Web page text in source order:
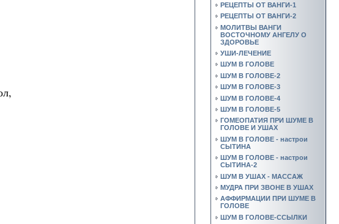
РЕЦЕПТЫ ОТ ВАНГИ-1
РЕЦЕПТЫ ОТ ВАНГИ-2
МОЛИТВЫ ВАНГИ
ВОСТОЧНОМУ АНГЕЛУ О
ЗДОРОВЬЕ
УШИ-ЛЕЧЕНИЕ
ШУМ В ГОЛОВЕ
ШУМ В ГОЛОВЕ-2
ШУМ В ГОЛОВЕ-3
ШУМ В ГОЛОВЕ-4
ШУМ В ГОЛОВЕ-5
ГОМЕОПАТИЯ ПРИ ШУМЕ В
ГОЛОВЕ И УШАХ
ШУМ В ГОЛОВЕ - настрои
СЫТИНА
ШУМ В ГОЛОВЕ - настрои
СЫТИНА-2
ШУМ В УШАХ - МАССАЖ
МУДРА ПРИ ЗВОНЕ В УШАХ
АФФИРМАЦИИ ПРИ ШУМЕ В
ГОЛОВЕ
ШУМ В ГОЛОВЕ-ССЫЛКИ